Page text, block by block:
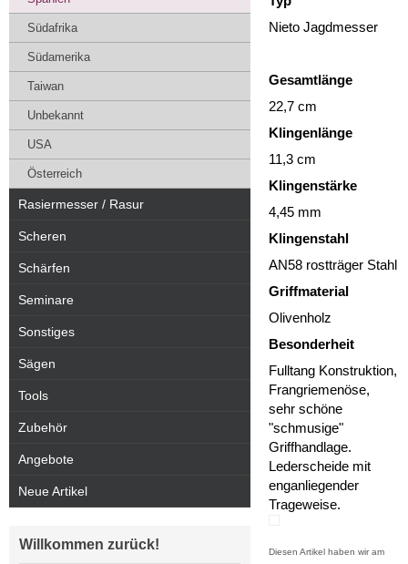
Nieto Jagdmesser
Gesamtlänge
22,7 cm
Klingenlänge
11,3 cm
Klingenstärke
4,45 mm
Klingenstahl
AN58 rostträger Stahl
Griffmaterial
Olivenholz
Besonderheit
Fulltang Konstruktion,
Frangriemenöse,
sehr schöne
"schmusige"
Griffhandlage.
Lederscheide mit
enganliegender
Trageweise.
Diesen Artikel haben wir am
Südafrika
Südamerika
Taiwan
Unbekannt
USA
Österreich
Rasiermesser / Rasur
Scheren
Schärfen
Seminare
Sonstiges
Sägen
Tools
Zubehör
Angebote
Neue Artikel
Willkommen zurück!